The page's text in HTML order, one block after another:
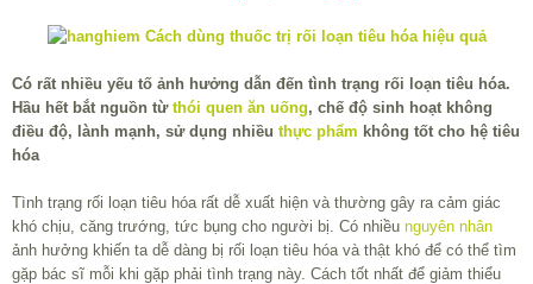
Có rất nhiều yếu tố ảnh hưởng dẫn đến tình trạng rối loạn tiêu hóa.
Hầu hết bắt nguồn từ thói quen ăn uống, chế độ sinh hoạt không
điều độ, lành mạnh, sử dụng nhiều thực phẩm không tốt cho hệ tiêu
hóa
Tình trạng rối loạn tiêu hóa rất dễ xuất hiện và thường gây ra cảm giác
khó chịu, căng trướng, tức bụng cho người bị. Có nhiều nguyên nhân
ảnh hưởng khiến ta dễ dàng bị rối loạn tiêu hóa và thật khó để có thể tìm
gặp bác sĩ mỗi khi gặp phải tình trạng này. Cách tốt nhất để giảm thiểu